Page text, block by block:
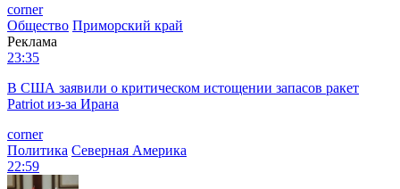
corner
Общество Приморский край
Реклама
23:35
В США заявили о критическом истощении запасов ракет
Patriot из-за Ирана
corner
Политика Северная Америка
22:59